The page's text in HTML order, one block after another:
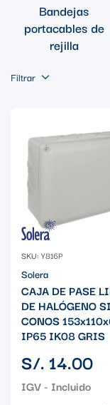
Bandejas
portacables de
rejilla
Filtrar
SKU: Y816P
Solera
CAJA DE PASE
DE HALÓGENO
CONOS
IP65 IK08 GRIS
Precio
regular
S/. 14.00